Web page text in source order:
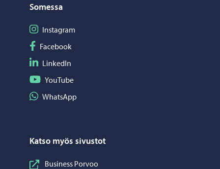
Somessa
Seuraa Instagram
Instagram
Seuraa Facebook
Facebook
Seuraa LinkedIn
LinkedIn
Seuraa YouTube
YouTube
Jaa WhatsApp
WhatsApp
Katso myös sivustot
Business Porvoo